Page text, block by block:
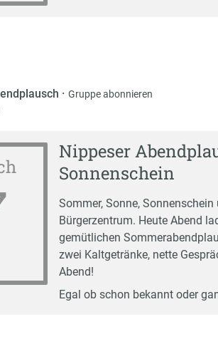
· Gruppe abonnieren
Nippeser
Sonnenschein
Sommer, Sonne,
Bürgerzentrum. Heute Abend
gemütlichen
zwei Kaltgetränke, nette
Abend!
Egal ob schon bekannt oder